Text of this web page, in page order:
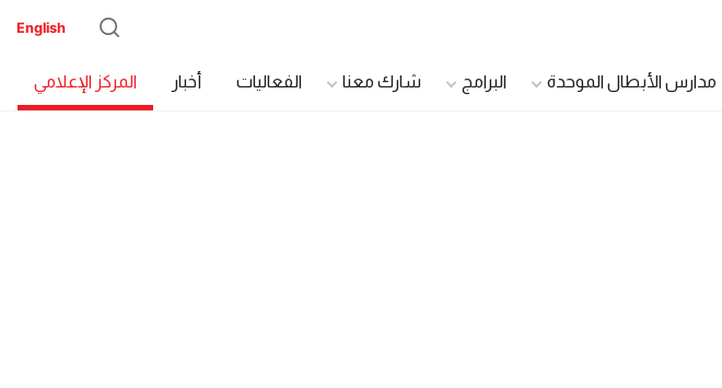
English
مدارس الأبطال الموحدة البرامج شارك معنا الفعاليات أخبار المركز الإعلامي